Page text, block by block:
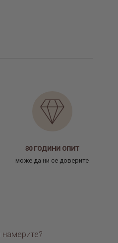
30 ГОДИНИ ОПИТ
може да ни се доверите